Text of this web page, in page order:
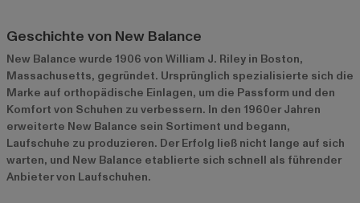
Geschichte von New Balance
New Balance wurde 1906 von William J. Riley in Boston,
Massachusetts, gegründet. Ursprünglich spezialisierte sich die
Marke auf orthopädische Einlagen, um die Passform und den
Komfort von Schuhen zu verbessern. In den 1960er Jahren
erweiterte New Balance sein Sortiment und begann,
Laufschuhe zu produzieren. Der Erfolg ließ nicht lange auf sich
warten, und New Balance etablierte sich schnell als führender
Anbieter von Laufschuhen.